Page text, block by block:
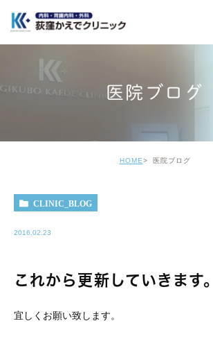
医院ブログ
HOME 医院ブログ
CLINIC_BLOG
2016.02.23
これから更新していきます。
宜しくお願い致します。